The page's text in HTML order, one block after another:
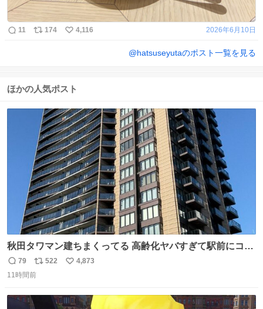
11 174 4,116 2026年6月10日
@hatsuseyutaのポスト一覧を見る
ほかの人気ポスト
秋田タワマン建ちまくってる 高齢化ヤバすぎて駅前にコン
パクトシティつくって高齢者を住ませる考えらしい 病院も
全部駅前にある
返
信
79
リ
ポ
ト
522
い
数
4,873
11時間前